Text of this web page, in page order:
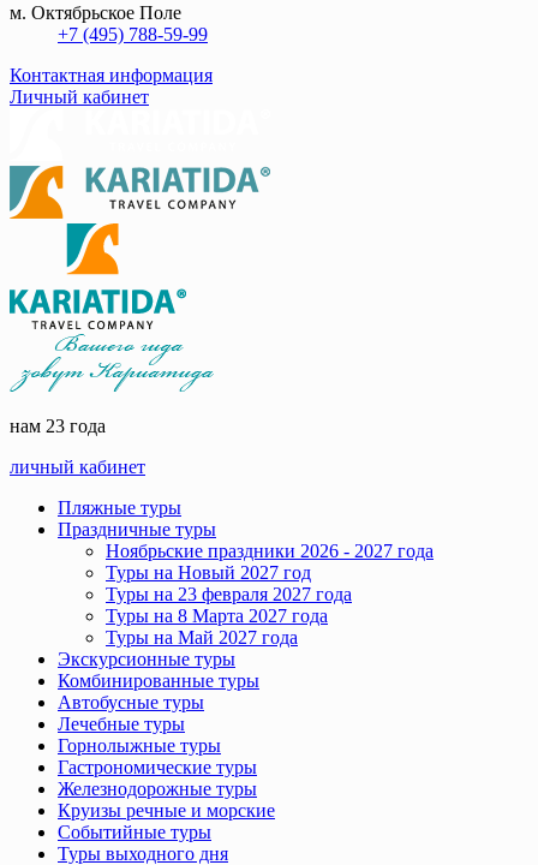
м. Октябрьское Поле
+7 (495) 788-59-99
Контактная информация
Личный кабинет
нам 23 года
личный кабинет
Пляжные туры
Праздничные туры
Ноябрьские праздники 2026 - 2027 года
Туры на Новый 2027 год
Туры на 23 февраля 2027 года
Туры на 8 Марта 2027 года
Туры на Май 2027 года
Экскурсионные туры
Комбинированные туры
Автобусные туры
Лечебные туры
Горнолыжные туры
Гастрономические туры
Железнодорожные туры
Круизы речные и морские
Событийные туры
Туры выходного дня